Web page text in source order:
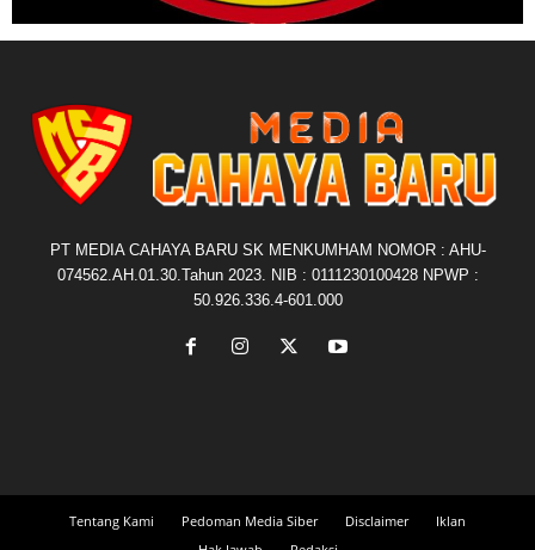
PT MEDIA CAHAYA BARU SK MENKUMHAM NOMOR : AHU-
074562.AH.01.30.Tahun 2023. NIB : 0111230100428 NPWP :
50.926.336.4-601.000
Tentang Kami Pedoman Media Siber Disclaimer
Iklan